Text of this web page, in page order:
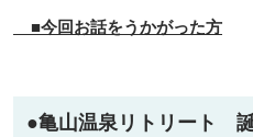
■今回お話をうかがった方
●亀山温泉リトリート